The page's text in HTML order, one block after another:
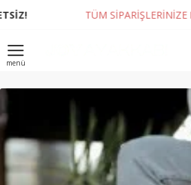
TÜM SİPARİŞLERİNİZEHEDİYE